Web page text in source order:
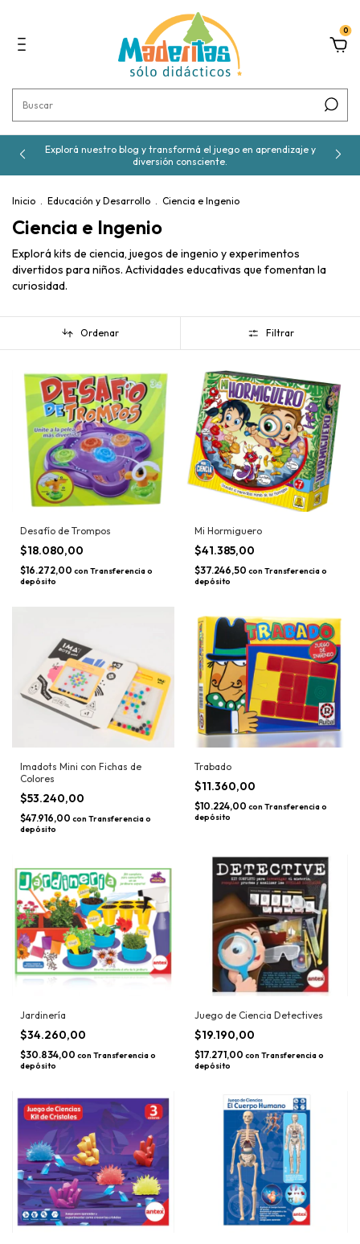
0
Explorá nuestro blog y transformá el juego en aprendizaje y
diversión consciente.
Inicio . Educación y Desarrollo . Ciencia e Ingenio
Ciencia e Ingenio
Explorá kits de ciencia, juegos de ingenio y experimentos
divertidos para niños. Actividades educativas que fomentan la
curiosidad.
Ordenar Filtrar
Desafío de Trompos
$18.080,00
$16.272,00 con Transferencia o
depósito
Mi Hormiguero
$41.385,00
$37.246,50 con Transferencia o
depósito
Imadots Mini con Fichas de
Colores
$53.240,00
$47.916,00 con Transferencia o
depósito
Trabado
$11.360,00
$10.224,00 con Transferencia o
depósito
Jardinería
$34.260,00
$30.834,00 con Transferencia o
depósito
Juego de Ciencia Detectives
$19.190,00
$17.271,00 con Transferencia o
depósito